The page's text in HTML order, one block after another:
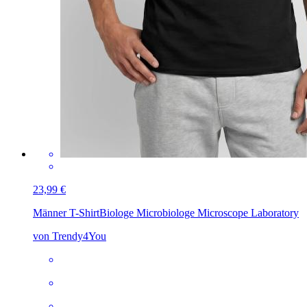
23,99 €
Männer T-ShirtBiologe Microbiologe Microscope Laboratory
von Trendy4You